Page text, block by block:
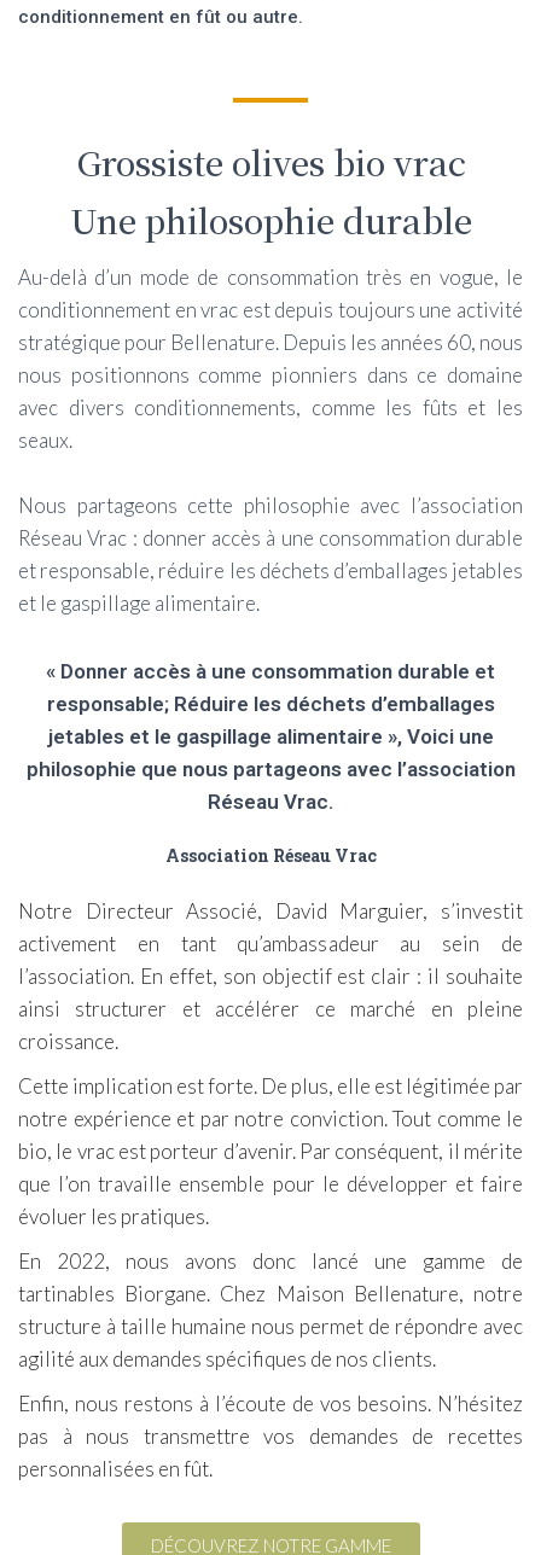
conditionnement en fût ou autre.
Grossiste olives bio vrac
Une philosophie durable
Au-delà d’un mode de consommation très en vogue, le
conditionnement en vrac est depuis toujours une activité
stratégique pour Bellenature. Depuis les années 60, nous
nous positionnons comme pionniers dans ce domaine
avec divers conditionnements, comme les fûts et les
seaux.
Nous partageons cette philosophie avec l’association
Réseau Vrac : donner accès à une consommation durable
et responsable, réduire les déchets d’emballages jetables
et le gaspillage alimentaire.
« Donner accès à une consommation durable et
responsable; Réduire les déchets d’emballages
jetables et le gaspillage alimentaire », Voici une
philosophie que nous partageons avec l’association
Réseau Vrac.
Association Réseau Vrac
Notre Directeur Associé, David Marguier, s’investit
activement en tant qu’ambassadeur au sein de
l’association. En effet, son objectif est clair : il souhaite
ainsi structurer et accélérer ce marché en pleine
croissance.
Cette implication est forte. De plus, elle est légitimée par
notre expérience et par notre conviction. Tout comme le
bio, le vrac est porteur d’avenir. Par conséquent, il mérite
que l’on travaille ensemble pour le développer et faire
évoluer les pratiques.
En 2022, nous avons donc lancé une gamme de
tartinables Biorgane. Chez Maison Bellenature, notre
structure à taille humaine nous permet de répondre avec
agilité aux demandes spécifiques de nos clients.
Enfin, nous restons à l’écoute de vos besoins. N’hésitez
pas à nous transmettre vos demandes de recettes
personnalisées en fût.
DÉCOUVREZ NOTRE GAMME